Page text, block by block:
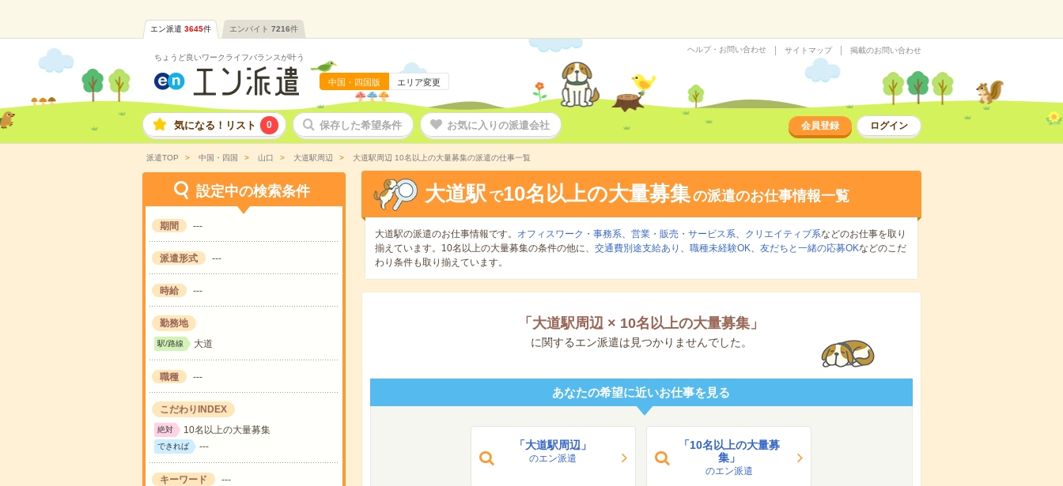
エン派遣 3645件 エンバイト 7216件
ちょうど良いワークライフバランスが叶う
中国・四国版 エリア変更
ヘルプ・お問い合わせ サイトマップ 掲載のお問い合わせ
気になる！リスト 0 保存した希望条件 お気に入りの派遣会社 会員登録 ログイン
派遣TOP 中国・四国 山口 大道駅周辺 大道駅周辺 10名以上の大量募集の派遣の仕事一覧
設定中の検索条件
期間 ---
派遣形式 ---
時給 ---
勤務地
駅/路線 大道
職種 ---
こだわりINDEX
絶対 10名以上の大量募集
できれば ---
キーワード ---
大道駅 で10名以上の大量募集の派遣のお仕事情報一覧
大道駅の派遣のお仕事情報です。 オフィスワーク・事務系、 営業・販売・サービス系、 クリエイティブ系などのお仕事を取り
揃えています。10名以上の大量募集の条件の他に、 交通費別途支給あり 、 職種未経験OK、 友だちと一緒の応募OKなどのこだ
わり条件も取り揃えています。
「 大道駅周辺 × 10名以上の大量募集 」
に関するエン派遣は見つかりませんでした。
あなたの希望に近いお仕事を見る
「大道駅周辺」
のエン派遣
「10名以上の大量募
集」
のエン派遣